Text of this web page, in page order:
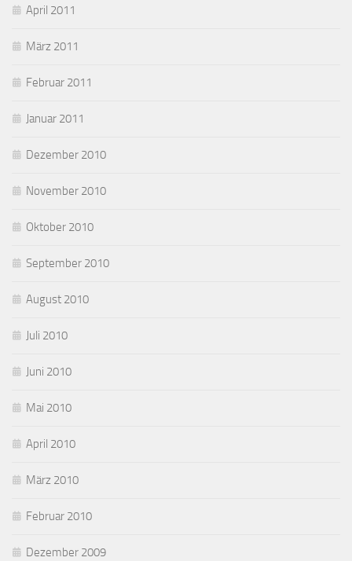
April 2011
März 2011
Februar 2011
Januar 2011
Dezember 2010
November 2010
Oktober 2010
September 2010
August 2010
Juli 2010
Juni 2010
Mai 2010
April 2010
März 2010
Februar 2010
Dezember 2009